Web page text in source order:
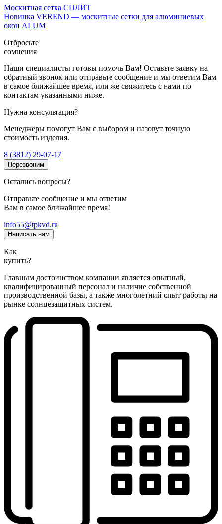
Москитная сетка СПЛИТ
Новинка VEREND — москитные сетки для алюминиевых
окон ALUM
Отбросьте
сомнения
Наши специалисты готовы помочь Вам! Оставьте заявку на
обратный звонок или отправьте сообщение и мы ответим Вам
в самое ближайшее время, или же свяжитесь с нами по
контактам указанными ниже.
Нужна консультация?
Менеджеры помогут Вам с выбором и назовут точную
стоимость изделия.
8 (3812) 29-07-17
Перезвоним
Остались вопросы?
Отправьте сообщение и мы ответим
Вам в самое ближайшее время!
info55@tpkvd.ru
Написать нам
Как
купить?
Главным достоинством компании является опытный,
квалифицированный персонал и наличие собственной
производственной базы, а также многолетний опыт работы на
рынке солнцезащитных систем.